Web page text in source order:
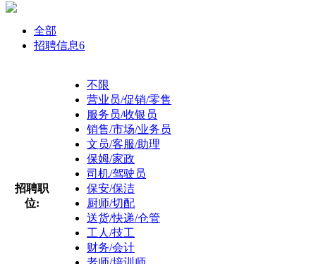
全部
招聘信息6
招聘职
位:
不限
营业员/促销/零售
服务员/收银员
销售/市场/业务员
文员/客服/助理
保姆/家政
司机/驾驶员
保安/保洁
厨师/切配
送货/快递/仓管
工人/技工
财务/会计